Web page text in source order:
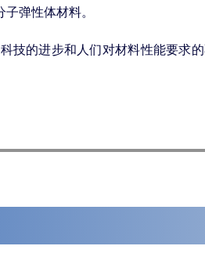
弹性体材料。
技的进步和人们对材料性能要求的